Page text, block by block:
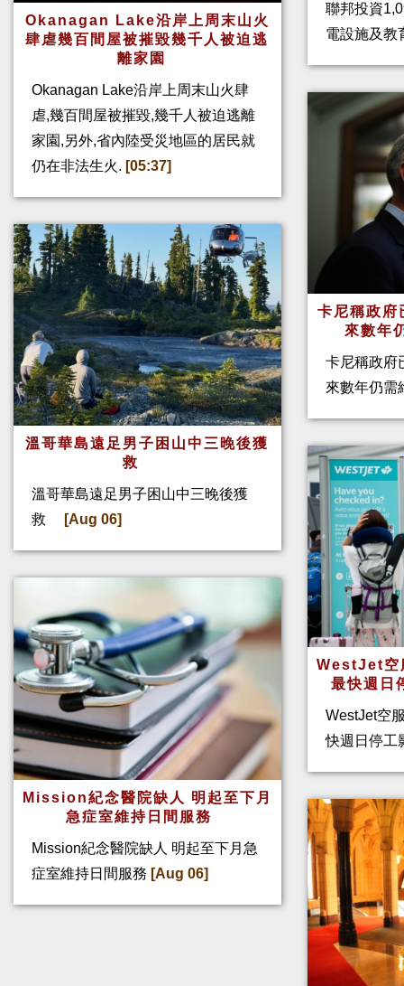
Okanagan Lake沿岸上周末山火
肆虐幾百間屋被摧毀幾千人被迫逃
離家園
Okanagan Lake沿岸上周末山火肆
虐,幾百間屋被摧毀,幾千人被迫逃離
家園,另外,省內陸受災地區的居民就
仍在非法生火. [05:37]
溫哥華島遠足男子困山中三晚後獲
救
溫哥華島遠足男子困山中三晚後獲
救
[Aug 06]
Mission紀念醫院缺人 明起至下月
急症室維持日間服務
Mission紀念醫院缺人 明起至下月急
症室維持日間服務 [Aug 06]
聯邦投資
電設施及教
卡尼稱政府
來數年
卡尼稱政府
來數年仍需
WestJet空
最快週日
WestJet空
快週日停工